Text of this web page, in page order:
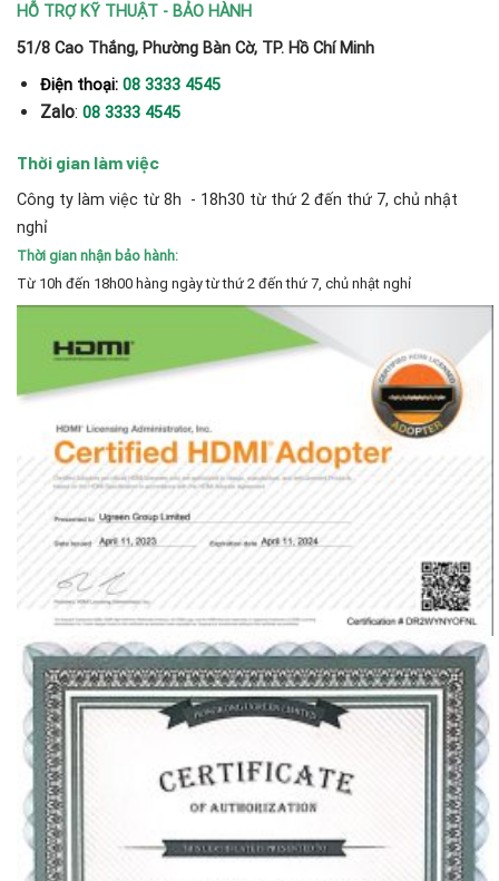
HỖ TRỢ KỸ THUẬT - BẢO HÀNH
51/8 Cao Thắng, Phường Bàn Cờ, TP. Hồ Chí Minh
Điện thoại: 08 3333 4545
Zalo: 08 3333 4545
Thời gian làm việc
Công ty làm việc từ 8h - 18h30 từ thứ 2 đến thứ 7, chủ nhật
nghỉ
Thời gian nhận bảo hành:
Từ 10h đến 18h00 hàng ngày từ thứ 2 đến thứ 7, chủ nhật nghỉ